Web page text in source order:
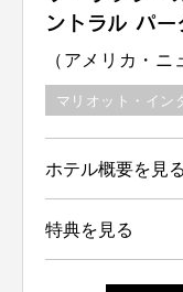
ントラル パー
（アメリカ・ニ
マリオット・イン
ホテル概要を見る
特典を見る